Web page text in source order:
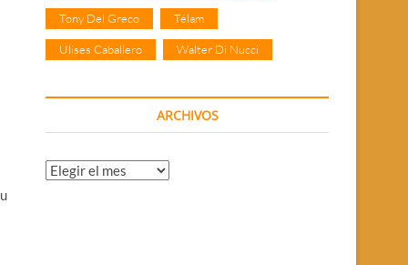
Tony Del Greco Télam
Ulises Caballero Walter Di Nucci
ARCHIVOS
Archivos